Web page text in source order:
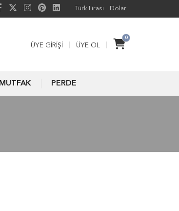
Türk Lirası Dolar
0
ÜYE GIRIŞI ÜYE OL
MUTFAK PERDE